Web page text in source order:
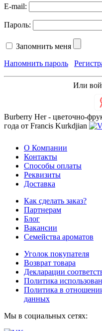
E-mail:
Пароль:
Запомнить меня
Напомнить пароль
Или
Burberry Her - цветочно-
года от Francis Kurkdjian
О Компании
Контакты
Способы оплаты
Реквизиты
Доставка
Как сделать заказ?
Партнерам
Блог
Вакансии
Семейства ароматов
Уголок покупателя
Возврат товара
Декларации
Политика
Политика в
данных
Мы в социальных сетях: